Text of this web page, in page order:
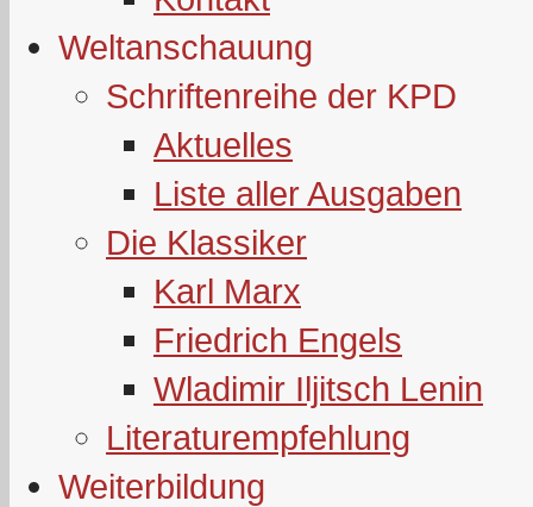
Weltanschauung
Schriftenreihe der KPD
Aktuelles
Liste aller Ausgaben
Die Klassiker
Karl Marx
Friedrich Engels
Wladimir Iljitsch Lenin
Literaturempfehlung
Weiterbildung